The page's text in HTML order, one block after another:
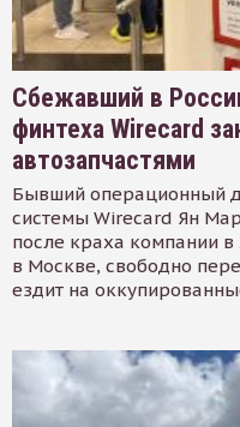
Сбежавший в
финтеха Wirecard
автозапчастями
Бывший операционный
системы Wirecard Ян
после краха компании в
в Москве, свободно
ездит на